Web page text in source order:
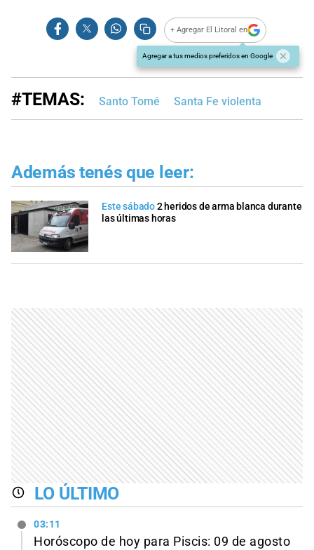
+ Agregar El Litoral en
Agregar a tus medios preferidos en Google
#TEMAS: Santo Tomé Santa Fe violenta
Además tenés que leer:
Este sábado2 heridos de arma blanca durante
las últimas horas
LO ÚLTIMO
03:11
Horóscopo de hoy para Piscis: 09 de agosto